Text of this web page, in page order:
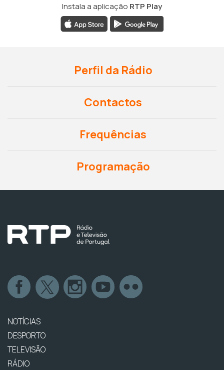
Instala a aplicação RTP Play
Perfil da Rádio
Contactos
Frequências
Programação
NOTÍCIAS
DESPORTO
TELEVISÃO
RÁDIO